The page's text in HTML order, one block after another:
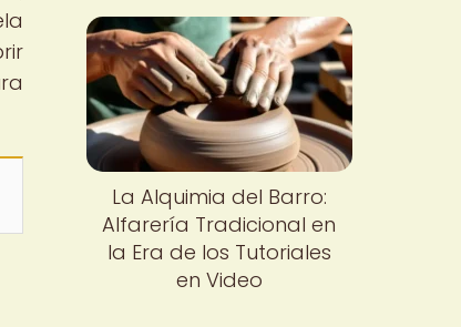
La Alquimia del Barro:
Alfarería Tradicional en
la Era de los Tutoriales
en Video